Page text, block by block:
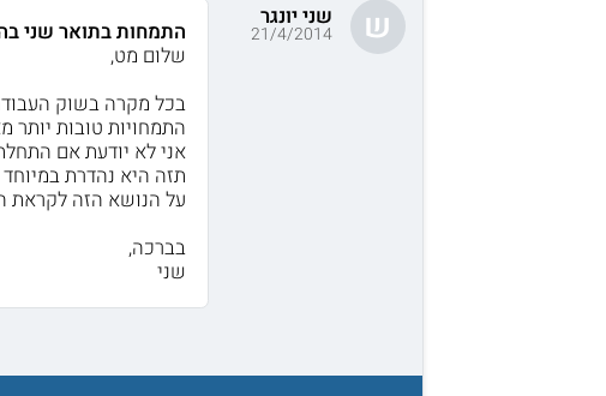
ש שני יונגר
21/4/2014
התמחות בתואר שני
שלום מט,
בכל מקרה בשוק
התמחויות טובות יותר
אני לא יודעת אם
תזה היא נהדרת
על הנושא הזה
בברכה,
שני